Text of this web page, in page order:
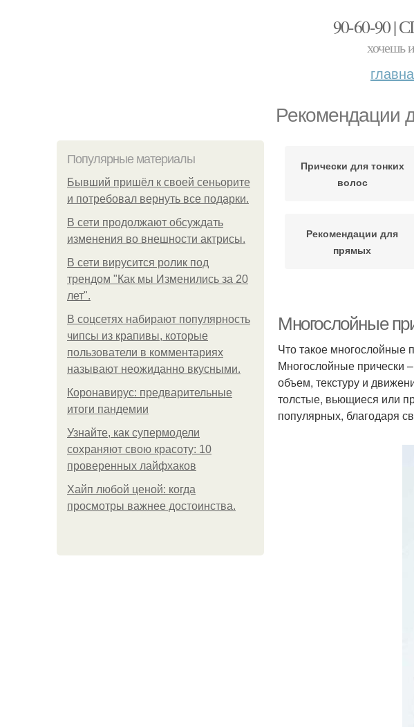
90-60-90
хочешь
Рекомендации
Популярные материалы
Бывший пришёл к своей сеньорите
и потребовал вернуть все подарки.
В сети продолжают обсуждать
изменения во внешности актрисы.
В сети вирусится ролик под
трендом "Как мы Изменились за 20
лет".
В соцсетях набирают популярность
чипсы из крапивы, которые
пользователи в комментариях
называют неожиданно вкусными.
Коронавирус: предварительные
итоги пандемии
Узнайте, как супермодели
сохраняют свою красоту: 10
проверенных лайфхаков
Хайп любой ценой: когда
просмотры важнее достоинства.
Прически для тонких
волос
Рекомендации для
прямых
волосы
Многослойные
Что такое многослойные
Многослойные прически
объем, текстуру и
толстые, вьющиеся или
популярных, благодаря